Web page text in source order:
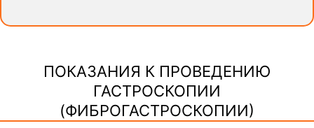
ПОКАЗАНИЯ К ПРОВЕДЕНИЮ
ГАСТРОСКОПИИ
(ФИБРОГАСТРОСКОПИИ)